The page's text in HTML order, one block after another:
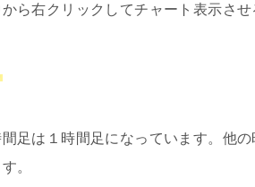
ら右クリックしてチャート表示させ
足は１時間足になっています。他の
。